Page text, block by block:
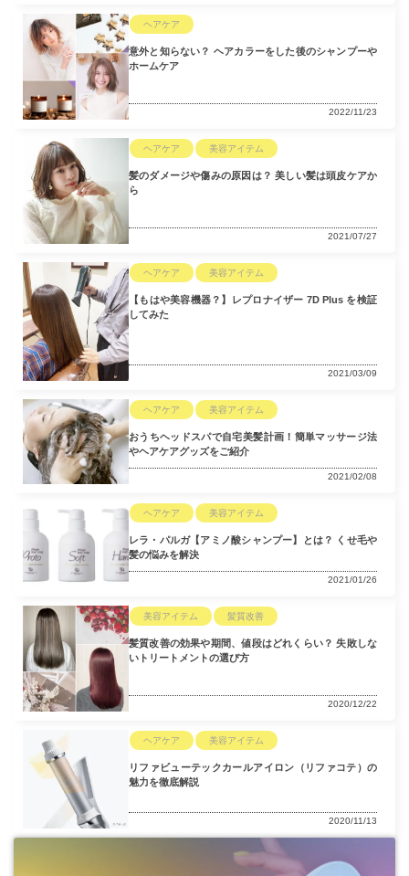
ヘアケア
意外と知らない？ ヘアカラーをした後のシャンプーや
ホームケア
2022/11/23
ヘアケア 美容アイテム
髪のダメージや傷みの原因は？ 美しい髪は頭皮ケアか
ら
2021/07/27
ヘアケア 美容アイテム
【もはや美容機器？】レプロナイザー 7D Plus を検証
してみた
2021/03/09
ヘアケア 美容アイテム
おうちヘッドスパで自宅美髪計画！簡単マッサージ法
やヘアケアグッズをご紹介
2021/02/08
ヘアケア 美容アイテム
レラ・パルガ【アミノ酸シャンプー】とは？ くせ毛や
髪の悩みを解決
2021/01/26
美容アイテム 髪質改善
髪質改善の効果や期間、値段はどれくらい？ 失敗しな
いトリートメントの選び方
2020/12/22
ヘアケア 美容アイテム
リファビューテックカールアイロン（リファコテ）の
魅力を徹底解説
2020/11/13